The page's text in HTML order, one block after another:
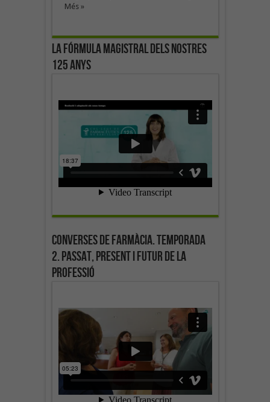
Més »
La fórmula magistral dels nostres
125 anys
Converses de farmàcia. Temporada
2. Passat, present i futur de la
professió